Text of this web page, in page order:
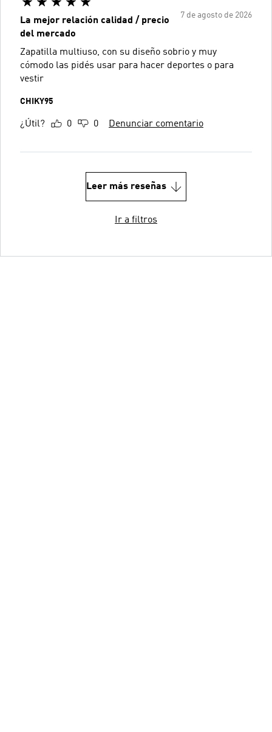
7 de agosto de 2026
La mejor relación calidad / precio
del mercado
Zapatilla multiuso, con su diseño sobrio y muy
cómodo las pidés usar para hacer deportes o para
vestir
CHIKY95
¿Útil? 0 0 Denunciar comentario
Leer más reseñas
Ir a filtros